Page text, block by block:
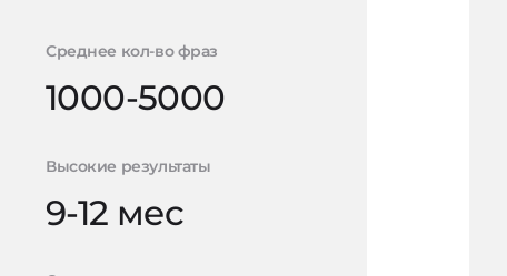
Среднее кол-во фраз
1000-5000
Высокие результаты
9-12 мес